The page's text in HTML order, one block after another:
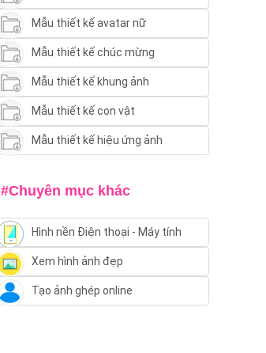
Mẫu thiết kế avatar nữ
Mẫu thiết kế chúc mừng
Mẫu thiết kế khung ảnh
Mẫu thiết kế con vật
Mẫu thiết kế hiệu ứng ảnh
#Chuyên mục khác
Hình nền Điện thoại - Máy tính
Xem hình ảnh đẹp
Tạo ảnh ghép online